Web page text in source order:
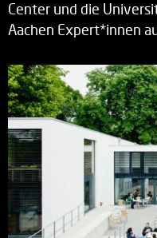
Center und die
Aachen Expert*innen